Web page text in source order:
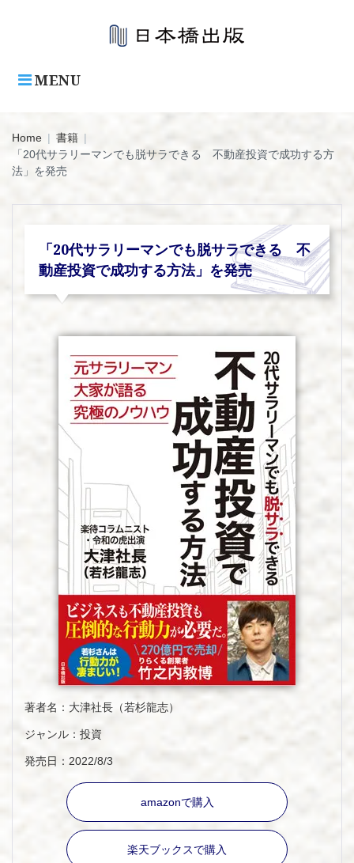
MENU
Home | 書籍 |
「20代サラリーマンでも脱サラできる 不動産投資で成功する方
法」を発売
「20代サラリーマンでも脱サラできる 不
動産投資で成功する方法」を発売
著者名：大津社長（若杉龍志）
ジャンル：投資
発売日：2022/8/3
amazonで購入
楽天ブックスで購入